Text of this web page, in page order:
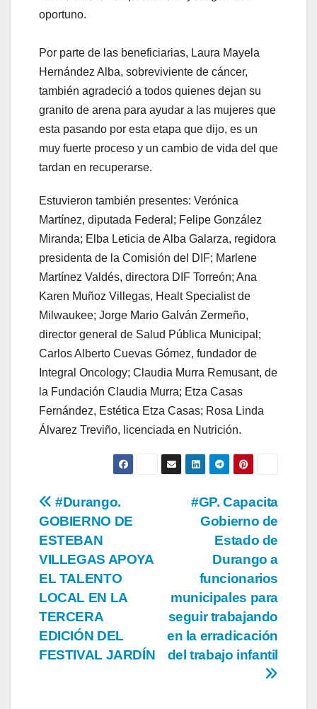
oportuno.
Por parte de las beneficiarias, Laura Mayela
Hernández Alba, sobreviviente de cáncer,
también agradeció a todos quienes dejan su
granito de arena para ayudar a las mujeres que
esta pasando por esta etapa que dijo, es un
muy fuerte proceso y un cambio de vida del que
tardan en recuperarse.
Estuvieron también presentes: Verónica
Martínez, diputada Federal; Felipe González
Miranda; Elba Leticia de Alba Galarza, regidora
presidenta de la Comisión del DIF; Marlene
Martínez Valdés, directora DIF Torreón; Ana
Karen Muñoz Villegas, Healt Specialist de
Milwaukee; Jorge Mario Galván Zermeño,
director general de Salud Pública Municipal;
Carlos Alberto Cuevas Gómez, fundador de
Integral Oncology; Claudia Murra Remusant, de
la Fundación Claudia Murra; Etza Casas
Fernández, Estética Etza Casas; Rosa Linda
Álvarez Treviño, licenciada en Nutrición.
Navegación
de
entradas
#GP. Capacita
Gobierno de
Estado de
Durango a
funcionarios
municipales para
seguir trabajando
en la erradicación
del trabajo infantil
#Durango.
GOBIERNO DE
ESTEBAN
VILLEGAS APOYA
EL TALENTO
LOCAL EN LA
TERCERA
EDICIÓN DEL
FESTIVAL JARDÍN